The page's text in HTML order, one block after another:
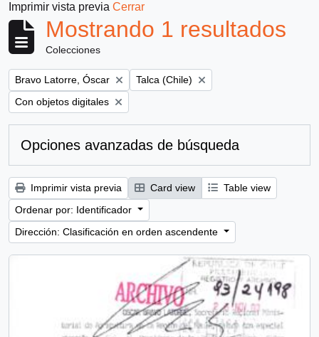
Imprimir vista previa Cerrar
Mostrando 1 resultados
Colecciones
Remove filter:
Bravo Latorre, Óscar Remove filter:
Talca (Chile)
Remove filter:
Con objetos digitales
Opciones avanzadas de búsqueda
Imprimir vista previa Card view
Table view
Ordenar por: Identificador
Dirección: Clasificación en orden ascendente